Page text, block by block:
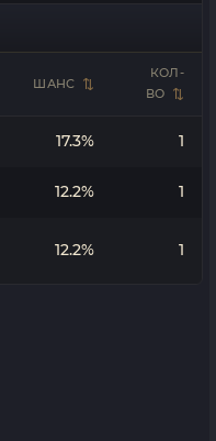
ШАНС
КОЛ-
ВО
17.3% 1
12.2% 1
12.2% 1